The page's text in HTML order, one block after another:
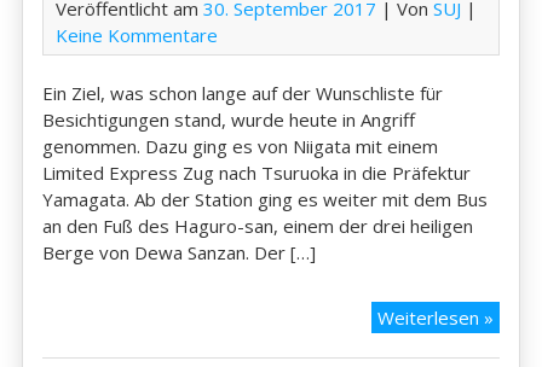
Veröffentlicht am30. September 2017 | VonSUJ |
Keine Kommentare
Ein Ziel, was schon lange auf der Wunschliste für
Besichtigungen stand, wurde heute in Angriff
genommen. Dazu ging es von Niigata mit einem
Limited Express Zug nach Tsuruoka in die Präfektur
Yamagata. Ab der Station ging es weiter mit dem Bus
an den Fuß des Haguro-san, einem der drei heiligen
Berge von Dewa Sanzan. Der […]
Weiterlesen »